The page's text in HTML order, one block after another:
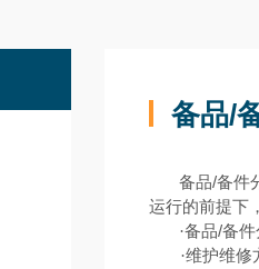
备品/
备品/备件
运行的前提下
·备品/备
·维